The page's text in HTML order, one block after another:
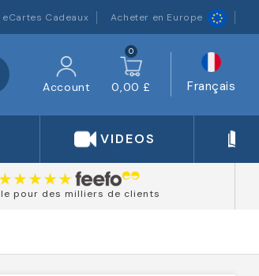
eCartes Cadeaux Acheter en Europe
Account
0
0,00 £ Français
VIDEOS
pour des milliers de clients